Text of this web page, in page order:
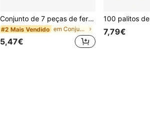
Conjunto de 7 peças de ferramentas para strass, design com cabeça de silicone, destacável, adequado para decoração de strass e caneta de pontilhismo, gema de resina Elly, joalharia DIY feita à mão com incrustação de pedras preciosas, strass de resina de fundo plano adequado para copos e sapatos DIY feitos à mão
#2 Mais Vendido em Conjuntos Pintura Diamante DIY e Acessórios
5,47€
7,79€